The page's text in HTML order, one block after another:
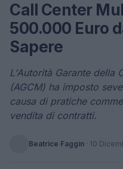
Call Center
500.000 Euro
Sapere
L'Autorità Garante della
(AGCM) ha imposto
causa di pratiche
vendita di contratti.
Beatrice Faggin · 10